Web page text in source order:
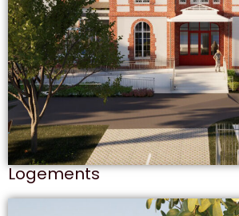
Logements